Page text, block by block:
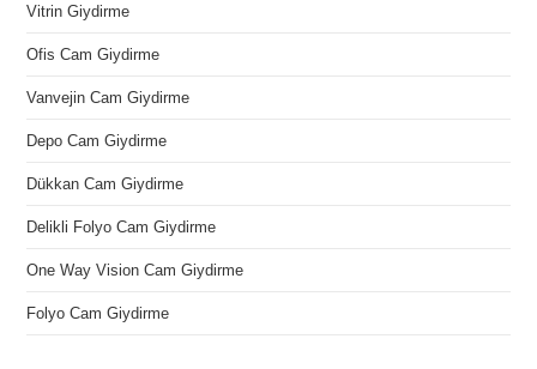
Vitrin Giydirme
Ofis Cam Giydirme
Vanvejin Cam Giydirme
Depo Cam Giydirme
Dükkan Cam Giydirme
Delikli Folyo Cam Giydirme
One Way Vision Cam Giydirme
Folyo Cam Giydirme